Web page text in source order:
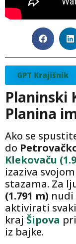
GPT Krajišnik
Planinski
Planina
Ako se
do
Klekovaču
izaziva
stazama. Za
(1.791 m) nudi
aktivirati
kraj Šipova
iz bajke.